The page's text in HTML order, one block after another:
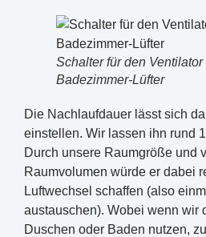
Schalter für den Ventilator
Badezimmer-Lüfter
Die Nachlaufdauer lässt sich
einstellen. Wir lassen ihn rund
Durch unsere Raumgröße und
Raumvolumen würde er dabei
Luftwechsel schaffen (also
austauschen). Wobei wenn wir
Duschen oder Baden nutzen,